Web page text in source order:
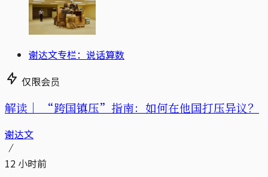
谢达文专栏：说话算数
仅限会员
解读｜ “跨国镇压”指南：如何在他国打压异议？
谢达文
12 小时前